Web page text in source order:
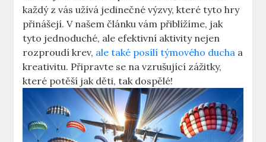
každý z vás užívá jedinečné výzvy, které tyto hry
přinášejí. V našem článku vám přiblížíme, jak
tyto jednoduché, ale efektivní aktivity nejen
rozproudí krev, ale také posílí týmového ducha a
kreativitu. Připravte se na vzrušující zážitky,
které potěší jak děti, tak dospělé!